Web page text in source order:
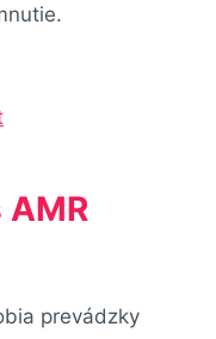
prevádzky